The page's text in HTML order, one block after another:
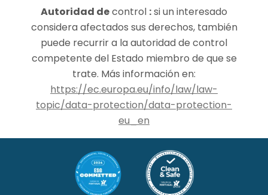
Autoridad decontrol :si un interesado
considera afectados sus derechos, también
puede recurrir a la autoridad de control
competente del Estado miembro de que se
trate. Más información en:
https://ec.europa.eu/info/law/law-
topic/data-protection/data-protection-
eu_en